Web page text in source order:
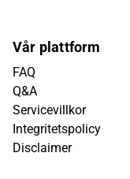
Vår plattform
FAQ
Q&A
Servicevillkor
Integritetspolicy
Disclaimer